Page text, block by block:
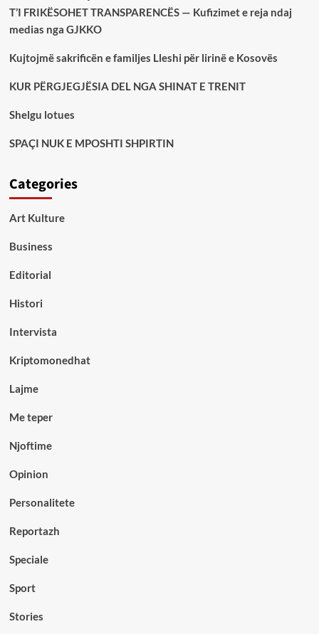
T’I FRIKËSOHET TRANSPARENCËS — Kufizimet e reja ndaj
medias nga GJKKO
Kujtojmë sakrificën e familjes Lleshi për lirinë e Kosovës
KUR PËRGJEGJËSIA DEL NGA SHINAT E TRENIT
Shelgu lotues
SPAÇI NUK E MPOSHTI SHPIRTIN
Categories
Art Kulture
Business
Editorial
Histori
Intervista
Kriptomonedhat
Lajme
Me teper
Njoftime
Opinion
Personalitete
Reportazh
Speciale
Sport
Stories